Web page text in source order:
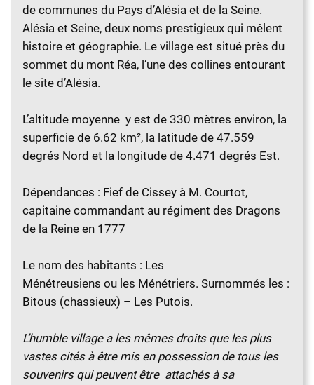
de communes du Pays d’Alésia et de la Seine.
Alésia et Seine, deux noms prestigieux qui mêlent
histoire et géographie. Le village est situé près du
sommet du mont Réa, l’une des collines entourant
le site d’Alésia.
L’altitude moyenne y est de 330 mètres environ, la
superficie de 6.62 km², la latitude de 47.559
degrés Nord et la longitude de 4.471 degrés Est.
Dépendances : Fief de Cissey à M. Courtot,
capitaine commandant au régiment des Dragons
de la Reine en 1777
Le nom des habitants : Les
Ménétreusiens ou les Ménétriers. Surnommés les :
Bitous (chassieux) – Les Putois.
L’humble village a les mêmes droits que les plus
vastes cités à être mis en possession de tous les
souvenirs qui peuvent être attachés à sa